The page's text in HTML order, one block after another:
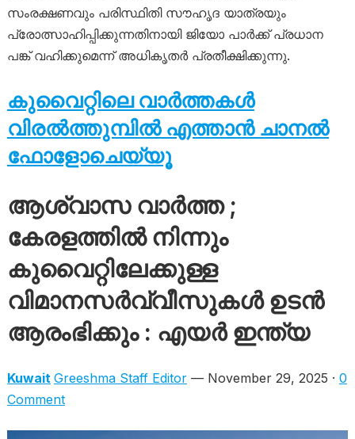
സംരക്ഷണവും പരിസ്ഥിതി സൗഹൃദ യാത്രയും
പ്രോത്സാഹിപ്പിക്കുന്നതിനായി ജിയോ പാർക്ക് പ്രധാന
പങ്ക് വഹിക്കുമെന്ന് അധികൃതർ പ്രതീക്ഷിക്കുന്നു.
കുവൈറ്റിലെ വാർത്തകൾ
വിരൽത്തുമ്പിൽ എത്താൻ ചാനൽ
ഫോളോചെയ്യൂ
ആശ്വാസ വാർത്ത ;
കേരളത്തിൽ നിന്നും
കുവൈറ്റിലേക്കുള്ള
വിമാനസർവ്വീസുകൾ ഉടൻ
ആരംഭിക്കും : എയർ ഇന്ത്യ
Kuwait Greeshma Staff Editor— November 29, 2025 · 0
Comment